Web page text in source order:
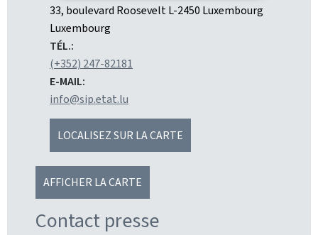
ADRESSE
:
33, boulevard RooseveltL-2450 Luxembourg
Luxembourg
TÉL.:
(+352) 247-82181
E-MAIL:
info@sip.etat.lu
LOCALISEZ SUR LA CARTE
AFFICHER LA CARTE
Contact presse